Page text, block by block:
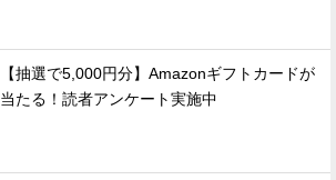
【抽選で5,000円分】Amazonギフトカードが
当たる！読者アンケート実施中